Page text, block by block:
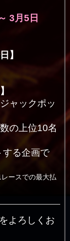
3月5日
】
ャックポッ
の上位10名
る企画で
ースでの最大払
よろしくお